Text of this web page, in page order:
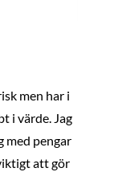
men har i
i värde. Jag
med pengar
att gör